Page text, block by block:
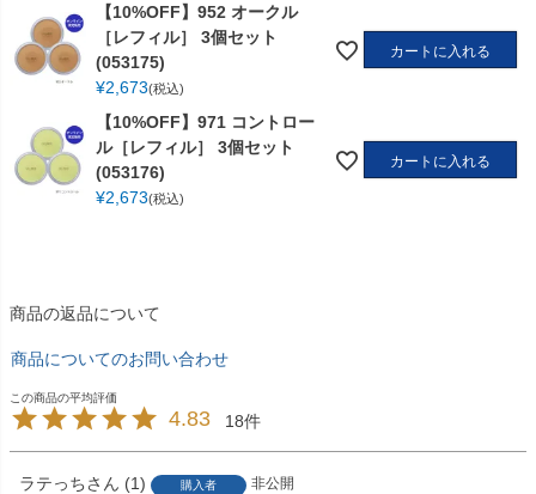
【10%OFF】952 オークル
［レフィル］ 3個セット
(053175)
¥2,673 税込
カートに入れる
【10%OFF】971 コントロー
ル［レフィル］ 3個セット
(053176)
¥2,673 税込
カートに入れる
商品の返品について
商品についてのお問い合わせ
4.83 18
ラテっち 1 購入者
非公開